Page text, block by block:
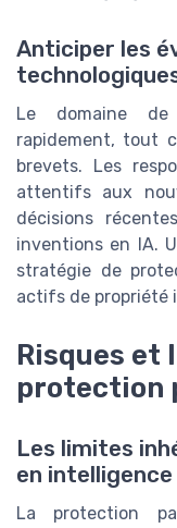
Anticiper les
Le domaine de
rapidement, tout
brevets. Les
attentifs aux
décisions
inventions en IA.
stratégie de
actifs de propriété
Risques et
protection
Les limites
en
La protection